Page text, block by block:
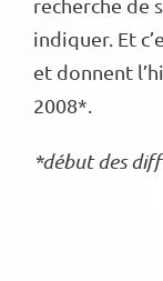
recherche de
indiquer. Et
et donnent
2008*.
*début des